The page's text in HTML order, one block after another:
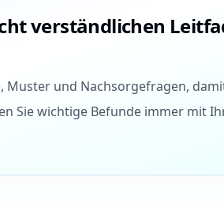
verständlichen
und Nachsorgefragen,
Sie wichtige Befunde immer mit